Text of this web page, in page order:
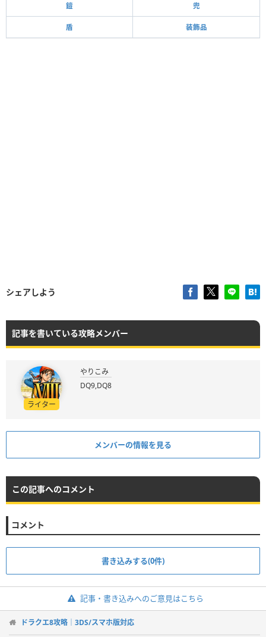
鎧 兜
盾 装飾品
シェアしよう
記事を書いている攻略メンバー
ライター
やりこみ
DQ9,DQ8
メンバーの情報を見る
この記事へのコメント
コメント
書き込みする(0件)
記事・書き込みへのご意見はこちら
ドラクエ8攻略｜3DS/スマホ版対応